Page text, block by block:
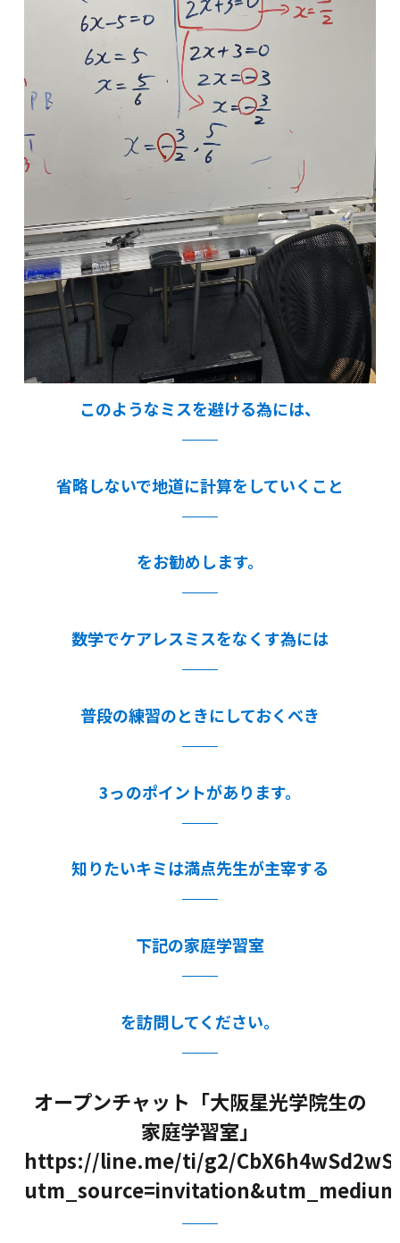
このようなミスを避ける為には、
省略しないで地道に計算をしていくこと
をお勧めします。
数学でケアレスミスをなくす為には
普段の練習のときにしておくべき
3っのポイントがあります。
知りたいキミは満点先生が主宰する
下記の家庭学習室
を訪問してください。
オープンチャット「大阪星光学院生の
家庭学習室」
https://line.me/ti/g2/